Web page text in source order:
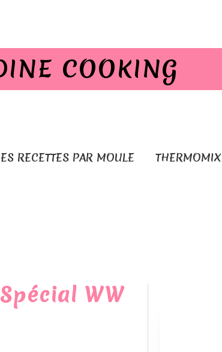
COOKING
RECETTES PAR MOULE THERMOMIX
WW